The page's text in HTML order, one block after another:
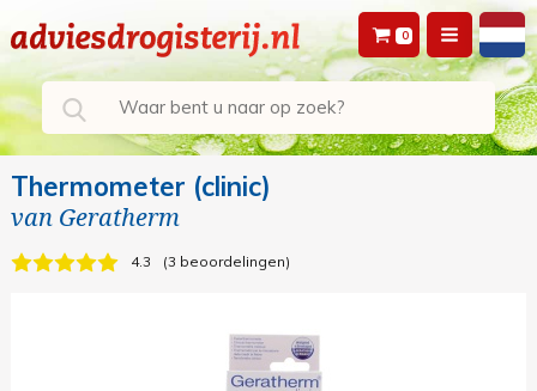
0
Thermometer (clinic)
van Geratherm
4.3 3 beoordelingen